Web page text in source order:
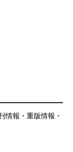
情報・重版情報・